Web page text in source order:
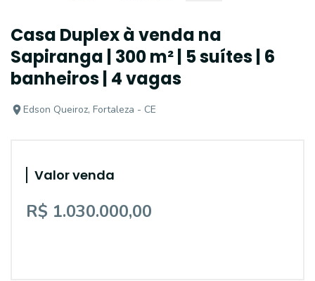
Casa Duplex à venda na
Sapiranga | 300 m² | 5 suítes | 6
banheiros | 4 vagas
Edson Queiroz, Fortaleza - CE
Valor venda
R$ 1.030.000,00